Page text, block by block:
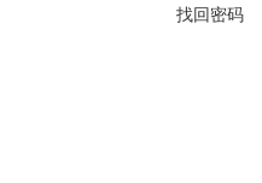
找回密码